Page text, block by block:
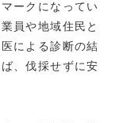
ークになってい
員や地域住民と
による診断の結
、伐採せずに安